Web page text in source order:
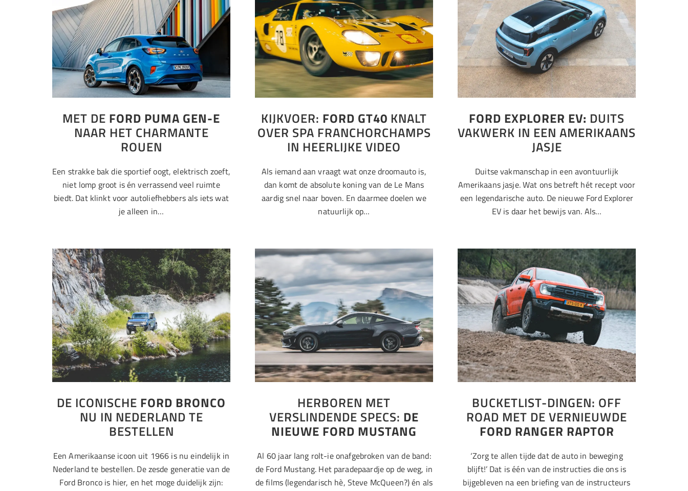
MET DE FORD PUMA GEN-E
NAAR HET CHARMANTE
ROUEN
Een strakke bak die sportief oogt, elektrisch zoeft,
niet lomp groot is én verrassend veel ruimte
biedt. Dat klinkt voor autoliefhebbers als iets wat
je alleen in…
KIJKVOER: FORD GT40 KNALT
OVER SPA FRANCHORCHAMPS
IN HEERLIJKE VIDEO
Als iemand aan vraagt wat onze droomauto is,
dan komt de absolute koning van de Le Mans
aardig snel naar boven. En daarmee doelen we
natuurlijk op…
FORD EXPLORER EV: DUITS
VAKWERK IN EEN AMERIKAANS
JASJE
Duitse vakmanschap in een avontuurlijk
Amerikaans jasje. Wat ons betreft hét recept voor
een legendarische auto. De nieuwe Ford Explorer
EV is daar het bewijs van. Als…
DE ICONISCHE FORD BRONCO
NU IN NEDERLAND TE
BESTELLEN
Een Amerikaanse icoon uit 1966 is nu eindelijk in
Nederland te bestellen. De zesde generatie van de
Ford Bronco is hier, en het moge duidelijk zijn:
HERBOREN MET
VERSLINDENDE SPECS: DE
NIEUWE FORD MUSTANG
Al 60 jaar lang rolt-ie onafgebroken van de band:
de Ford Mustang. Het paradepaardje op de weg, in
de films (legendarisch hè, Steve McQueen?) én als
BUCKETLIST-DINGEN: OFF
ROAD MET DE VERNIEUWDE
FORD RANGER RAPTOR
‘Zorg te allen tijde dat de auto in beweging
blijft!’ Dat is één van de instructies die ons is
bijgebleven na een briefing van de instructeurs